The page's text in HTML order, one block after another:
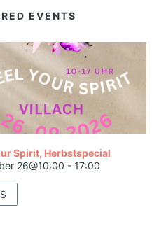
EVENTS
Spirit, Herbstspecial
26@10:00 - 17:00